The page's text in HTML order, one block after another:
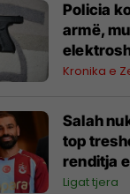
Policia
armë,
të ndara
Prishtinë
Kronika e
Salah
top
renditja
më të
Ligat tjera